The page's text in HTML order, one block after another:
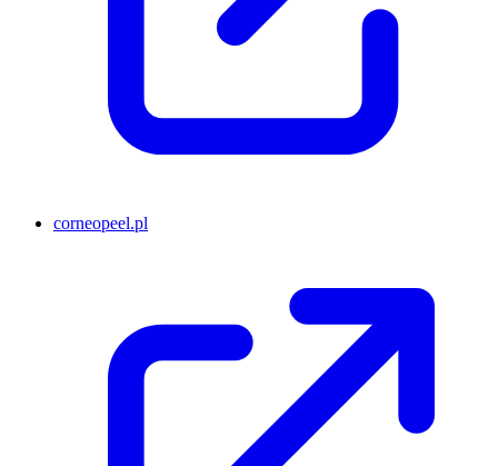
corneopeel.pl